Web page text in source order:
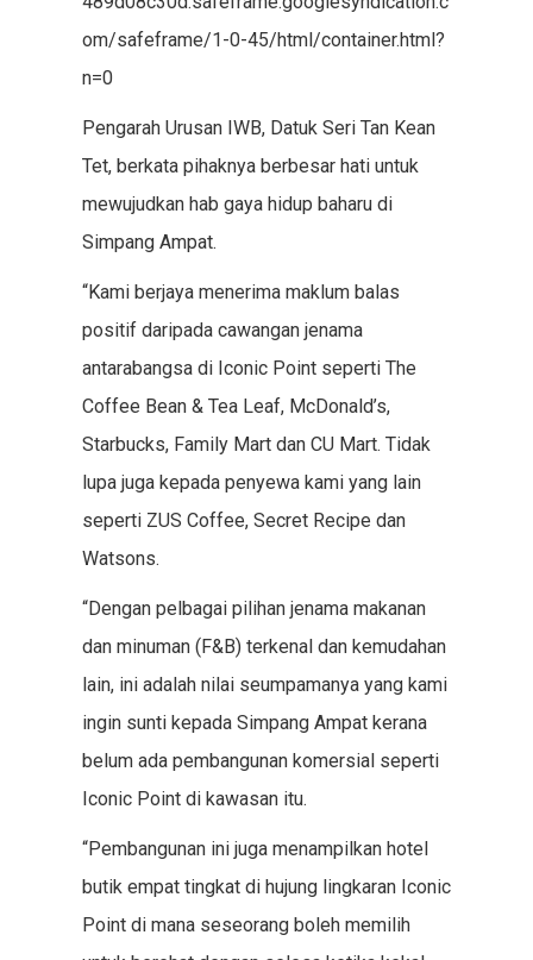
om/safeframe/1-0-45/html/container.html?
n=0
Pengarah Urusan IWB, Datuk Seri Tan Kean
Tet, berkata pihaknya berbesar hati untuk
mewujudkan hab gaya hidup baharu di
Simpang Ampat.
“Kami berjaya menerima maklum balas
positif daripada cawangan jenama
antarabangsa di Iconic Point seperti The
Coffee Bean & Tea Leaf, McDonald’s,
Starbucks, Family Mart dan CU Mart. Tidak
lupa juga kepada penyewa kami yang lain
seperti ZUS Coffee, Secret Recipe dan
Watsons.
“Dengan pelbagai pilihan jenama makanan
dan minuman (F&B) terkenal dan kemudahan
lain, ini adalah nilai seumpamanya yang kami
ingin sunti kepada Simpang Ampat kerana
belum ada pembangunan komersial seperti
Iconic Point di kawasan itu.
“Pembangunan ini juga menampilkan hotel
butik empat tingkat di hujung lingkaran Iconic
Point di mana seseorang boleh memilih